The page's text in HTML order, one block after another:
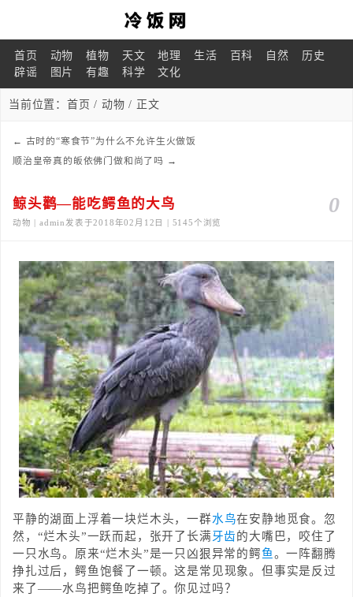
首页 动物 植物 天文 地理 生活 百科 自然
历史
辟谣
图片 有趣 科学 文化
当前位置： 首页 /动物 / 正文
← 古时的“寒食节”为什么不允许生火做饭
顺治皇帝真的皈依佛门做和尚了吗 →
0
鲸头鹳—能吃鳄鱼的大鸟
动物 | admin发表于2018年02月12日 | 5145个浏览
平静的湖面上浮着一块烂木头，一群水鸟在安静地觅食。忽
然，“烂木头”一跃而起，张开了长满 牙齿的大嘴巴，咬住了
一只水鸟。原来“烂木头”是一只凶狠异常的鳄鱼。一阵翻腾
挣扎过后，鳄鱼饱餐了一顿。这是常见现象。但事实是反过
来了——水鸟把鳄鱼吃掉了。你见过吗？